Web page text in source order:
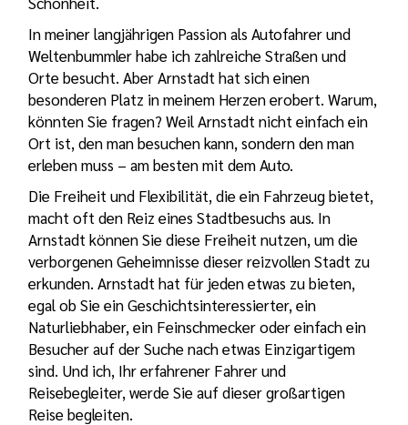
In meiner langjährigen Passion als Autofahrer und
Weltenbummler habe ich zahlreiche Straßen und
Orte besucht. Aber Arnstadt hat sich einen
besonderen Platz in meinem Herzen erobert. Warum,
könnten Sie fragen? Weil Arnstadt nicht einfach ein
Ort ist, den man besuchen kann, sondern den man
erleben muss – am besten mit dem Auto.
Die Freiheit und Flexibilität, die ein Fahrzeug bietet,
macht oft den Reiz eines Stadtbesuchs aus. In
Arnstadt können Sie diese Freiheit nutzen, um die
verborgenen Geheimnisse dieser reizvollen Stadt zu
erkunden. Arnstadt hat für jeden etwas zu bieten,
egal ob Sie ein Geschichtsinteressierter, ein
Naturliebhaber, ein Feinschmecker oder einfach ein
Besucher auf der Suche nach etwas Einzigartigem
sind. Und ich, Ihr erfahrener Fahrer und
Reisebegleiter, werde Sie auf dieser großartigen
Reise begleiten.